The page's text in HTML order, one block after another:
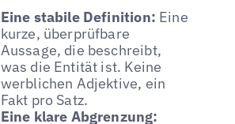
Eine stabile Definition: Eine
kurze, überprüfbare
Aussage, die beschreibt,
was die Entität ist. Keine
werblichen Adjektive, ein
Fakt pro Satz.
Eine klare Abgrenzung: